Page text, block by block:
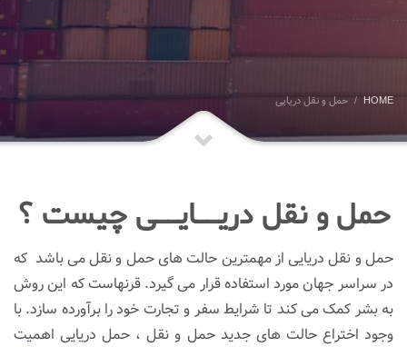
HOME حمل و نقل دریایی
حمل و نقل دریــایــی چیست ؟
حمل و نقل دریایی از مهمترین حالت های حمل و نقل می باشد که
در سراسر جهان مورد استفاده قرار می گیرد. قرنهاست که این روش
به بشر کمک می کند تا شرایط سفر و تجارت خود را برآورده سازد. با
وجود اختراع حالت های جدید حمل و نقل ، حمل دریایی اهمیت